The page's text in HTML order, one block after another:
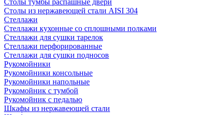
Столы тумбы распашные двери
Столы из нержавеющей стали AISI 304
Стеллажи
Стеллажи кухонные со сплошными полками
Стеллажи для сушки тарелок
Стеллажи перфорированные
Стеллажи для сушки подносов
Рукомойники
Рукомойники консольные
Рукомойники напольные
Рукомойник с тумбой
Рукомойник с педалью
Шкафы из нержавеющей стали